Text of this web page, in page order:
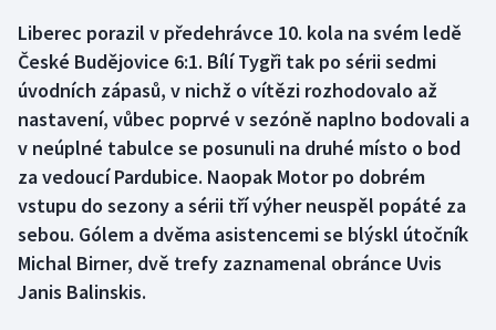
Box
Curling
Dostihy
Florbal
Futsal
Liberec porazil v předehrávce 10. kola na svém ledě
České Budějovice 6:1. Bílí Tygři tak po sérii sedmi
úvodních zápasů, v nichž o vítězi rozhodovalo až
nastavení, vůbec poprvé v sezóně naplno bodovali a
v neúplné tabulce se posunuli na druhé místo o bod
za vedoucí Pardubice. Naopak Motor po dobrém
vstupu do sezony a sérii tří výher neuspěl popáté za
sebou. Gólem a dvěma asistencemi se blýskl útočník
Michal Birner, dvě trefy zaznamenal obránce Uvis
Janis Balinskis.